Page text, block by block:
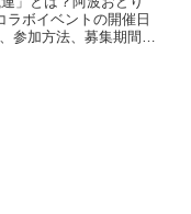
ラボイベントの開催日
参加方法、募集期間、